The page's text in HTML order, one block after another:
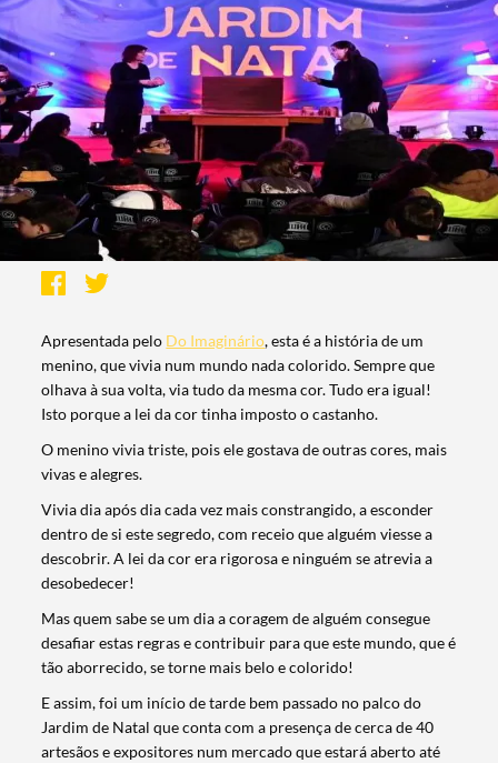
Apresentada pelo Do Imaginário, esta é a história de um
menino, que vivia num mundo nada colorido. Sempre que
olhava à sua volta, via tudo da mesma cor. Tudo era igual!
Isto porque a lei da cor tinha imposto o castanho.
O menino vivia triste, pois ele gostava de outras cores, mais
vivas e alegres.
Vivia dia após dia cada vez mais constrangido, a esconder
dentro de si este segredo, com receio que alguém viesse a
descobrir. A lei da cor era rigorosa e ninguém se atrevia a
desobedecer!
Mas quem sabe se um dia a coragem de alguém consegue
desafiar estas regras e contribuir para que este mundo, que é
tão aborrecido, se torne mais belo e colorido!
E assim, foi um início de tarde bem passado no palco do
Jardim de Natal que conta com a presença de cerca de 40
artesãos e expositores num mercado que estará aberto até